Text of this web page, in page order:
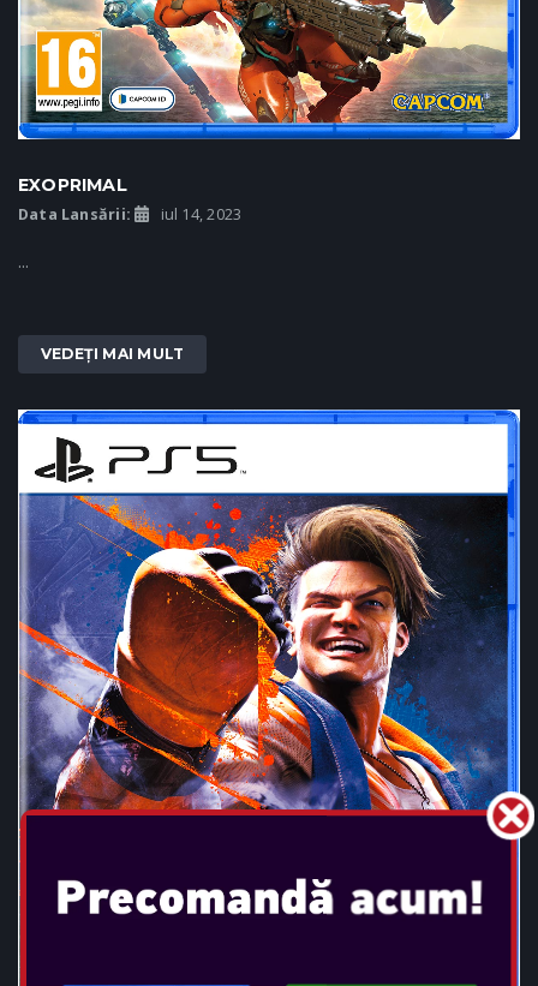
EXOPRIMAL
Data Lansării: iul 14, 2023
...
VEDEȚI MAI MULT